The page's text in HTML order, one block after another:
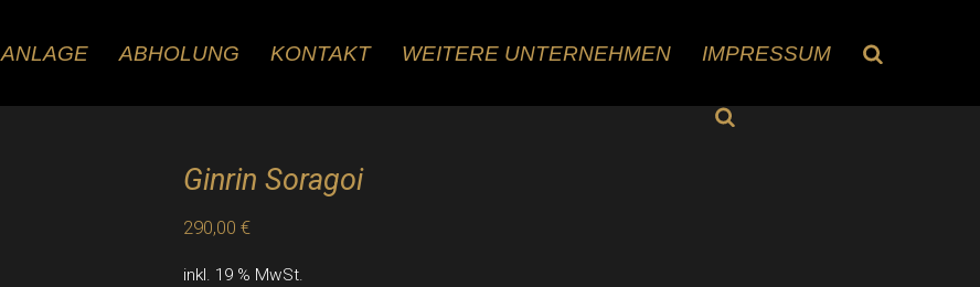
ANLAGE ABHOLUNG KONTAKT WEITERE UNTERNEHMEN IMPRESSUM
Ginrin Soragoi
290,00 €
inkl. 19 % MwSt.